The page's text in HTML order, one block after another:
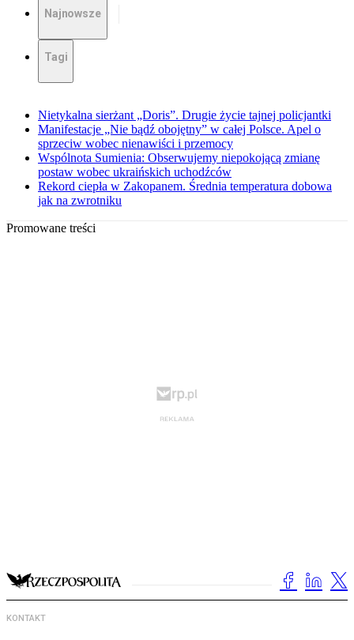
Najnowsze
Tagi
Nietykalna sierżant „Doris”. Drugie życie tajnej policjantki
Manifestacje „Nie bądź obojętny” w całej Polsce. Apel o
sprzeciw wobec nienawiści i przemocy
Wspólnota Sumienia: Obserwujemy niepokojącą zmianę
postaw wobec ukraińskich uchodźców
Rekord ciepła w Zakopanem. Średnia temperatura dobowa
jak na zwrotniku
Promowane treści
KONTAKT